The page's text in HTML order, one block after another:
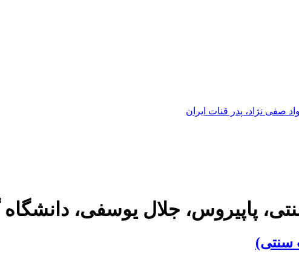
صفی نژاد، پدر قنات ایران
پاپیروس، جلال یوسفی، دانشگاه
سنتی)